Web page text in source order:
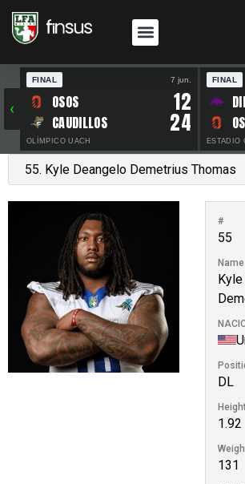
‹
FINAL 7 jun.
OSOS 12
CAUDILLOS 24
OLÍMPICO UACH
FINAL
ESTADIO
#
55
Name
DL
1.92
131